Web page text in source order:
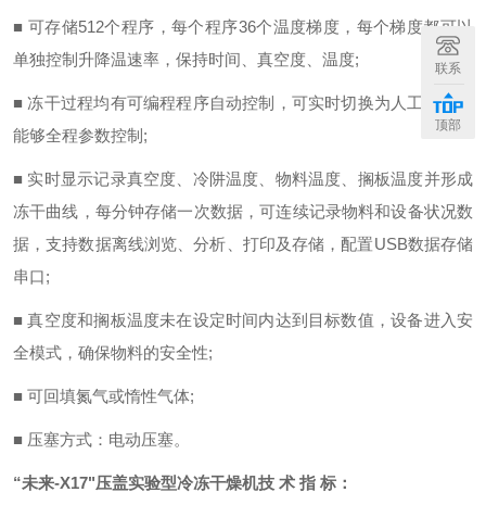
■ 可存储512个程序，每个程序36个温度梯度，每个梯度都可以
单独控制升降温速率，保持时间、真空度、温度;
■ 冻干过程均有可编程程序自动控制，可实时切换为人工操作，
能够全程参数控制;
■ 实时显示记录真空度、冷阱温度、物料温度、搁板温度并形成
冻干曲线，每分钟存储一次数据，可连续记录物料和设备状况数
据，支持数据离线浏览、分析、打印及存储，配置USB数据存储
串口;
■ 真空度和搁板温度未在设定时间内达到目标数值，设备进入安
全模式，确保物料的安全性;
■ 可回填氮气或惰性气体;
■ 压塞方式：电动压塞。
“未来-X17"压盖实验型冷冻干燥机技 术 指 标：
联系
顶部